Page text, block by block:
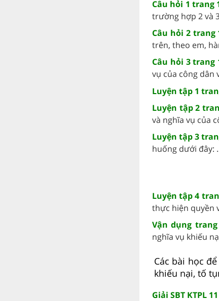
Câu hỏi 1 trang
trường hợp 2 và
Câu hỏi 2 trang
trên, theo em,
Câu hỏi 3 trang
vụ của công dân
Luyện tập 1
Luyện tập 2
và nghĩa vụ của
Luyện tập 3
huống dưới đây:
Luyện tập 4
thực hiện quyền
Vận dụng trang
nghĩa vụ khiếu
Các bài học
khiếu nại, tố
Giải SBT KTPL